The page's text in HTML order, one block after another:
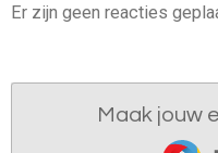
Er zijn geen reacties
Maak jouw